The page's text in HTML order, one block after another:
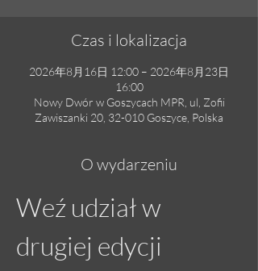
Czas i lokalizacja
2026年8月16日 12:00 – 2026年8月23日
16:00
Nowy Dwór w Goszycach MPR, ul, Zofii
Zawiszanki 20, 32-010 Goszyce, Polska
O wydarzeniu
Weź udział w
drugiej edycji